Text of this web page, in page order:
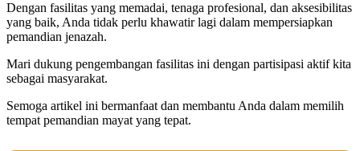
Dengan fasilitas yang memadai, tenaga profesional, dan aksesibilitas
yang baik, Anda tidak perlu khawatir lagi dalam mempersiapkan
pemandian jenazah.
Mari dukung pengembangan fasilitas ini dengan partisipasi aktif kita
sebagai masyarakat.
Semoga artikel ini bermanfaat dan membantu Anda dalam memilih
tempat pemandian mayat yang tepat.